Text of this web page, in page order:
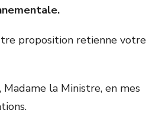
proposition retienne votre
Madame la Ministre, en mes